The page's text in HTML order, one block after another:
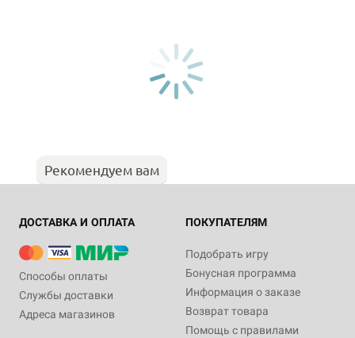
Рекомендуем вам
ДОСТАВКА И ОПЛАТА
Способы оплаты
Службы доставки
Адреса магазинов
ПОКУПАТЕЛЯМ
Подобрать игру
Бонусная программа
Информация о заказе
Возврат товара
Помощь с правилами